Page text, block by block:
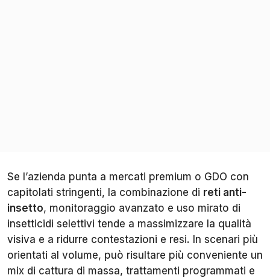
Se l’azienda punta a mercati premium o GDO con
capitolati stringenti, la combinazione di reti anti-
insetto, monitoraggio avanzato e uso mirato di
insetticidi selettivi tende a massimizzare la qualità
visiva e a ridurre contestazioni e resi. In scenari più
orientati al volume, può risultare più conveniente un
mix di cattura di massa, trattamenti programmati e